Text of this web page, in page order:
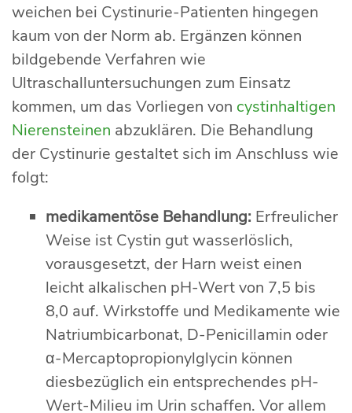
weichen bei Cystinurie-Patienten hingegen
kaum von der Norm ab. Ergänzen können
bildgebende Verfahren wie
Ultraschalluntersuchungen zum Einsatz
kommen, um das Vorliegen von cystinhaltigen
Nierensteinen abzuklären. Die Behandlung
der Cystinurie gestaltet sich im Anschluss wie
folgt:
medikamentöse Behandlung: Erfreulicher
Weise ist Cystin gut wasserlöslich,
vorausgesetzt, der Harn weist einen
leicht alkalischen pH-Wert von 7,5 bis
8,0 auf. Wirkstoffe und Medikamente wie
Natriumbicarbonat, D-Penicillamin oder
α-Mercaptopropionylglycin können
diesbezüglich ein entsprechendes pH-
Wert-Milieu im Urin schaffen. Vor allem